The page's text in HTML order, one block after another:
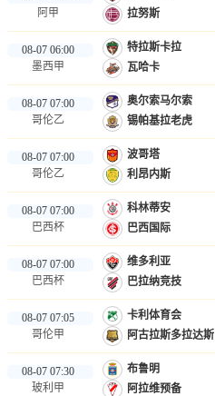
阿甲
拉努斯
08-07 06:00
墨西甲
特拉斯卡拉
瓦哈卡
08-07 07:00
哥伦乙
奥尔索马尔索
锡帕基拉老虎
08-07 07:00
哥伦乙
波哥塔
利昂内斯
08-07 07:00
巴西杯
科林蒂安
巴西国际
08-07 07:00
巴西杯
维多利亚
巴拉纳竞技
08-07 07:05
哥伦甲
卡利体育会
阿古拉斯多拉达斯
08-07 07:30
玻利甲
布鲁明
阿拉维预备